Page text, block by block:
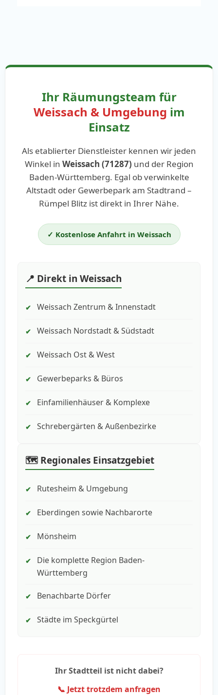
Ihr Räumungsteam für
Weissach & Umgebung im
Einsatz
Als etablierter Dienstleister kennen wir jeden
Winkel in Weissach (71287) und der Region
Baden-Württemberg. Egal ob verwinkelte
Altstadt oder Gewerbepark am Stadtrand –
Rümpel Blitz ist direkt in Ihrer Nähe.
✓ Kostenlose Anfahrt in Weissach
📍 Direkt in Weissach
✔ Weissach Zentrum & Innenstadt
✔ Weissach Nordstadt & Südstadt
✔ Weissach Ost & West
✔ Gewerbeparks & Büros
✔ Einfamilienhäuser & Komplexe
✔ Schrebergärten & Außenbezirke
🗺️ Regionales Einsatzgebiet
✔ Rutesheim & Umgebung
✔ Eberdingen sowie Nachbarorte
✔ Mönsheim
✔
Die komplette Region Baden-
Württemberg
✔ Benachbarte Dörfer
✔ Städte im Speckgürtel
Ihr Stadtteil ist nicht dabei?
📞 Jetzt trotzdem anfragen